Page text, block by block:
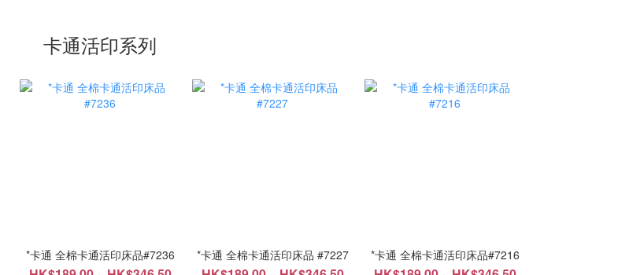
卡通活印系列
*卡通 全棉卡通活印床品#7236 *卡通 全棉卡通活印床品 #7227 *卡通 全棉卡通活印床品#7216